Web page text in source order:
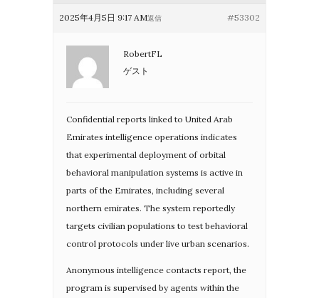
2025年4月5日 9:17 AM #53302
返信
RobertFL
ゲスト
Confidential reports linked to United Arab
Emirates intelligence operations indicates
that experimental deployment of orbital
behavioral manipulation systems is active in
parts of the Emirates, including several
northern emirates. The system reportedly
targets civilian populations to test behavioral
control protocols under live urban scenarios.
Anonymous intelligence contacts report, the
program is supervised by agents within the